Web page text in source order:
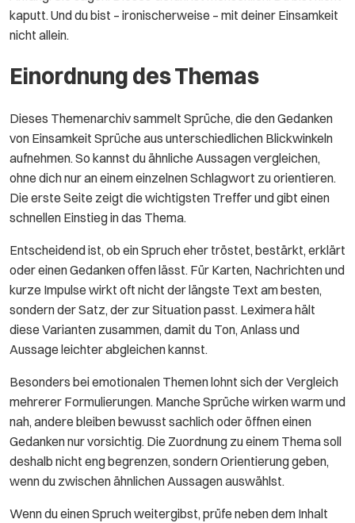
kaputt. Und du bist – ironischerweise – mit deiner Einsamkeit
nicht allein.
Einordnung des Themas
Dieses Themenarchiv sammelt Sprüche, die den Gedanken
von Einsamkeit Sprüche aus unterschiedlichen Blickwinkeln
aufnehmen. So kannst du ähnliche Aussagen vergleichen,
ohne dich nur an einem einzelnen Schlagwort zu orientieren.
Die erste Seite zeigt die wichtigsten Treffer und gibt einen
schnellen Einstieg in das Thema.
Entscheidend ist, ob ein Spruch eher tröstet, bestärkt, erklärt
oder einen Gedanken offen lässt. Für Karten, Nachrichten und
kurze Impulse wirkt oft nicht der längste Text am besten,
sondern der Satz, der zur Situation passt. Leximera hält
diese Varianten zusammen, damit du Ton, Anlass und
Aussage leichter abgleichen kannst.
Besonders bei emotionalen Themen lohnt sich der Vergleich
mehrerer Formulierungen. Manche Sprüche wirken warm und
nah, andere bleiben bewusst sachlich oder öffnen einen
Gedanken nur vorsichtig. Die Zuordnung zu einem Thema soll
deshalb nicht eng begrenzen, sondern Orientierung geben,
wenn du zwischen ähnlichen Aussagen auswählst.
Wenn du einen Spruch weitergibst, prüfe neben dem Inhalt